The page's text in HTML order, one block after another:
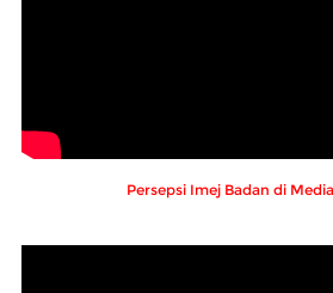
Persepsi Imej Badan di